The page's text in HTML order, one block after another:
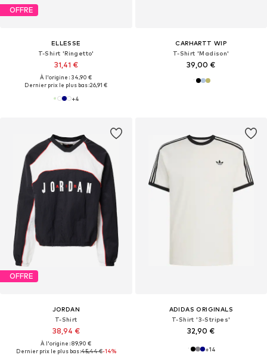
OFFRE
ELLESSE
T-Shirt 'Ringetto'
31,41 €
À l'origine : 34,90 €
Dernier prix le plus bas :26,91 €
+4
CARHARTT WIP
T-Shirt 'Madison'
39,00 €
OFFRE
JORDAN
T-Shirt
38,94 €
À l'origine : 89,90 €
Dernier prix le plus bas :45,44 €-14%
ADIDAS ORIGINALS
T-Shirt '3-Stripes'
32,90 €
+14